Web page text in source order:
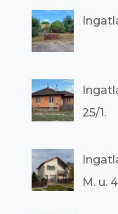
25/1.
M. u.